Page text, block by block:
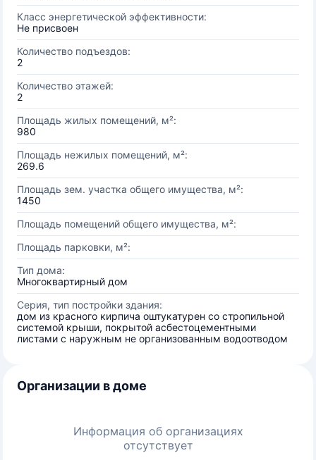
Класс энергетической эффективности:
Не присвоен
Количество подъездов:
2
Количество этажей:
2
Площадь жилых помещений, м²:
980
Площадь нежилых помещений, м²:
269.6
Площадь зем. участка общего имущества, м²:
1450
Площадь помещений общего имущества, м²:
Площадь парковки, м²:
Тип дома:
Многоквартирный дом
Серия, тип постройки здания:
дом из красного кирпича оштукатурен со стропильной
системой крыши, покрытой асбестоцементными
листами с наружным не организованным водоотводом
Организации в доме
Информация об организациях
отсутствует